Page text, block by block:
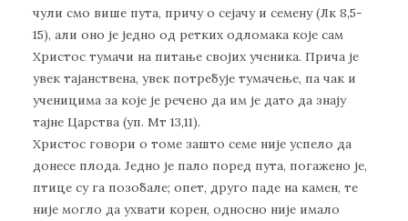
чули смо више пута, причу о сејачу и семену (Лк 8,5-
15), али оно је једно од ретких одломака које сам
Христос тумачи на питање својих ученика. Прича је
увек тајанствена, увек потребује тумачење, па чак и
ученицима за које је речено да им је дато да знају
тајне Царства (уп. Мт 13,11).
Христос говори о томе зашто семе није успело да
донесе плода. Једно је пало поред пута, погажено је,
птице су га позобале; опет, друго паде на камен, те
није могло да ухвати корен, односно није имало